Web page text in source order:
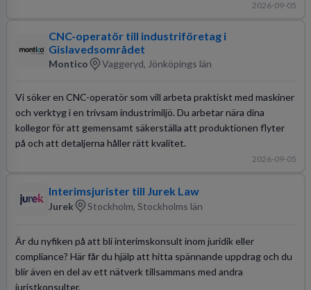
2026-09-05
CNC-operatör till industriföretag i
Gislavedsområdet
Montico Vaggeryd, Jönköpings län
Vi söker en CNC-operatör som vill arbeta praktiskt med maskiner
och verktyg i en trivsam industrimiljö. Du arbetar nära dina
kollegor för att gemensamt säkerställa att produktionen flyter
på och att detaljerna håller rätt kvalitet.
2026-09-05
Interimsjurister till Jurek Law
Jurek Stockholm, Stockholms län
Är du nyfiken på att bli interimskonsult inom juridik eller
compliance? Här får du hjälp att hitta spännande uppdrag och du
blir även en del av ett nätverk tillsammans med andra
juristkonsulter.